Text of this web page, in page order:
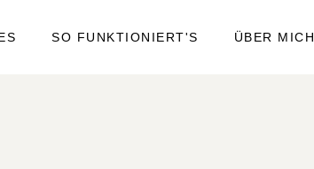
SO FUNKTIONIERT'S ÜBER MICH